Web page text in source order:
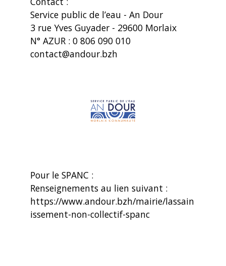
Service public de l’eau - An Dour
3 rue Yves Guyader - 29600 Morlaix
N° AZUR : 0 806 090 010
contact@andour.bzh
Pour le SPANC :
Renseignements au lien suivant :
https://www.andour.bzh/mairie/lassain
issement-non-collectif-spanc